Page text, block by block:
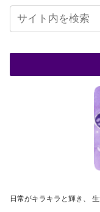
日常がキラキラと輝き、